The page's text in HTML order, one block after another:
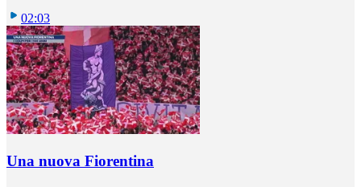
02:03
Una nuova Fiorentina